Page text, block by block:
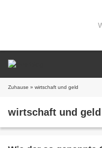
Zuhause » wirtschaft und geld
wirtschaft und geld